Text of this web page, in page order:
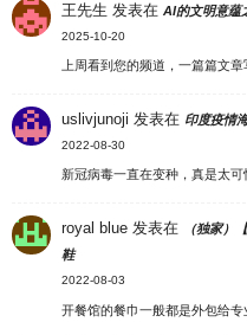
王先生 发表在AI的文明意蕴
2025-10-20
上周看到您的频道，一篇篇文
uslivjunoji 发表在 印度疫情
2022-08-30
新冠病毒一直在变种，真是太可
royal blue 发表在
（独家）
鞋
2022-08-03
开餐馆的餐巾一般都是外包给专